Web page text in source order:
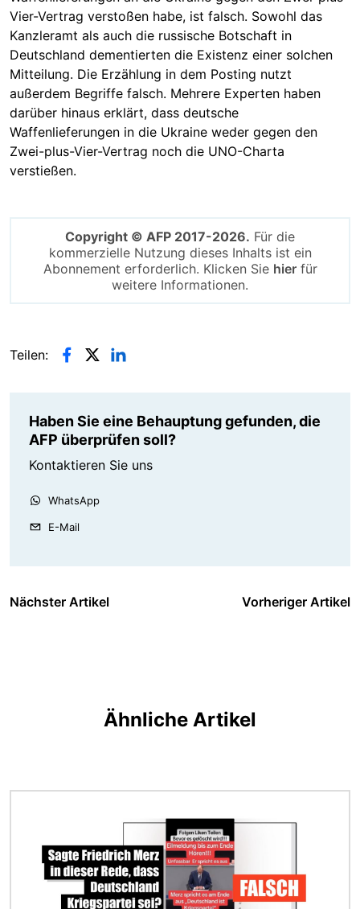
Vier-Vertrag verstoßen habe, ist falsch. Sowohl das
Kanzleramt als auch die russische Botschaft in
Deutschland dementierten die Existenz einer solchen
Mitteilung. Die Erzählung in dem Posting nutzt
außerdem Begriffe falsch. Mehrere Experten haben
darüber hinaus erklärt, dass deutsche
Waffenlieferungen in die Ukraine weder gegen den
Zwei-plus-Vier-Vertrag noch die UNO-Charta
verstießen.
Copyright © AFP 2017-2026. Für die
kommerzielle Nutzung dieses Inhalts ist ein
Abonnement erforderlich. Klicken Sie hierfür
weitere Informationen.
Teilen:
Haben Sie eine Behauptung gefunden, die
AFP überprüfen soll?
Kontaktieren Sie uns
WhatsApp
E-Mail
Nächster Artikel Vorheriger Artikel
Ähnliche Artikel